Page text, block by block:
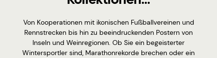
Von Kooperationen mit ikonischen Fußballvereinen und
Rennstrecken bis hin zu beeindruckenden Postern von
Inseln und Weinregionen. Ob Sie ein begeisterter
Wintersportler sind, Marathonrekorde brechen oder ein